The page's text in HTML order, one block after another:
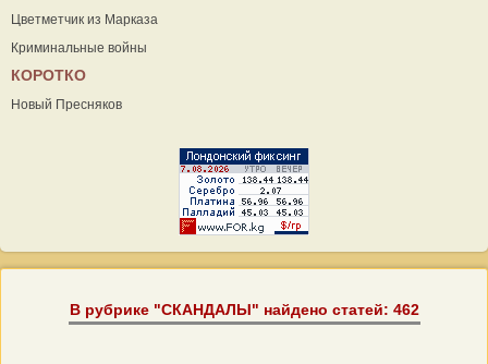
Цветметчик из Марказа
Криминальные войны
КОРОТКО
Новый Пресняков
В рубрике "СКАНДАЛЫ" найдено статей: 462